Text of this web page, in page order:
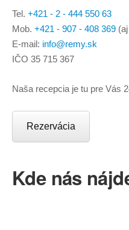
Tel. +421 - 2 - 444 550 63
Mob. +421 - 907 - 408 369
E-mail: info@remy.sk
IČO 35 715 367
Naša recepcia je tu pre Vás
Rezervácia
Kde